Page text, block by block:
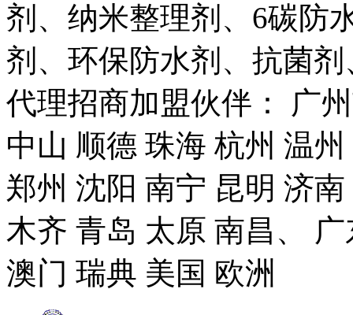
剂、纳米整理剂、6碳防
剂、环保防水剂、抗菌
代理招商加盟伙伴： 广
中山 顺德 珠海 杭州 温
郑州 沈阳 南宁 昆明 济
木齐 青岛 太原 南昌、
澳门 瑞典 美国 欧洲